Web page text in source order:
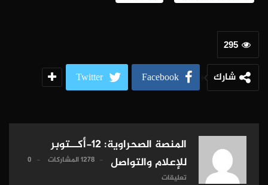
295
شارك Facebook
Twitter
المنصة الصحراوية: 12-أكــتوبر
للإعلام والتواصل
1278 المشاركات
0
تعليقات